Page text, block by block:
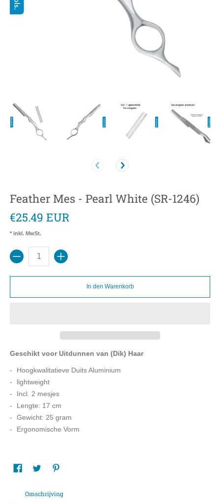
Feather Mes - Pearl White (SR-1246)
€25.49 EUR
* inkl. MwSt.
Menge
In den Warenkorb
Geschikt voor Uitdunnen van (Dik) Haar
Hoogkwalitatieve Duits Aluminium
lightweight
Incl. 2 mesjes
Lengte: 17 cm
Gewicht: 25 gram
Ergonomische Vorm
Omschrijving